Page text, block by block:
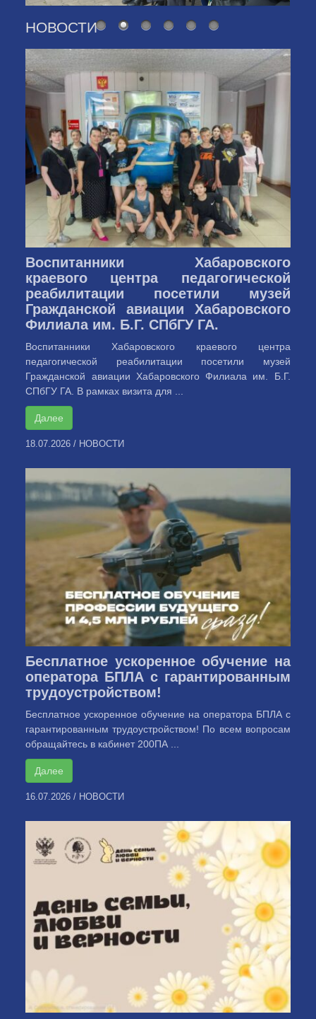
НОВОСТИ
Воспитанники Хабаровского
краевого центра педагогической
реабилитации посетили музей
Гражданской авиации Хабаровского
Филиала им. Б.Г. СПбГУ ГА.
Воспитанники Хабаровского краевого центра
педагогической реабилитации посетили музей
Гражданской авиации Хабаровского Филиала им. Б.Г.
СПбГУ ГА. В рамках визита для ...
Далее
18.07.2026 / НОВОСТИ
Бесплатное ускоренное обучение на
оператора БПЛА с гарантированным
трудоустройством!
Бесплатное ускоренное обучение на оператора БПЛА с
гарантированным трудоустройством! По всем вопросам
обращайтесь в кабинет 200ПА ...
Далее
16.07.2026 / НОВОСТИ